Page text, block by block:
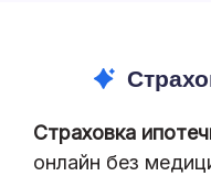
Страховка
онлайн без